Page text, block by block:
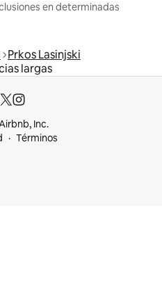
en determinadas
Prkos Lasinjski
largas
Inc.
Términos